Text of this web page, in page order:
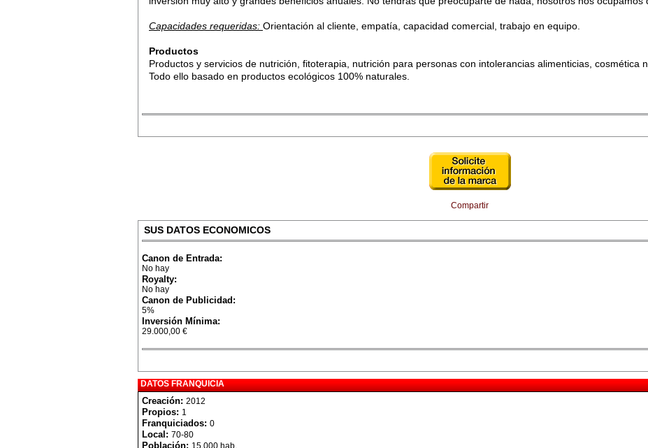
Capacidades requeridas: Orientación al cliente, empatía, capacidad comercial, trabajo en equipo.
Productos
Productos y servicios de nutrición, fitoterapia, nutrición para personas con intolerancias alimenticias, cosmética
Todo ello basado en productos ecológicos 100% naturales.
SUS DATOS ECONOMICOS
Canon de Entrada:
No hay
Royalty:
No hay
Canon de Publicidad:
5%
Inversión Mínima:
29.000,00 €
DATOS FRANQUICIA
Creación: 2012
Propios: 1
Franquiciados: 0
Local: 70-80
Población: 15.000 hab.